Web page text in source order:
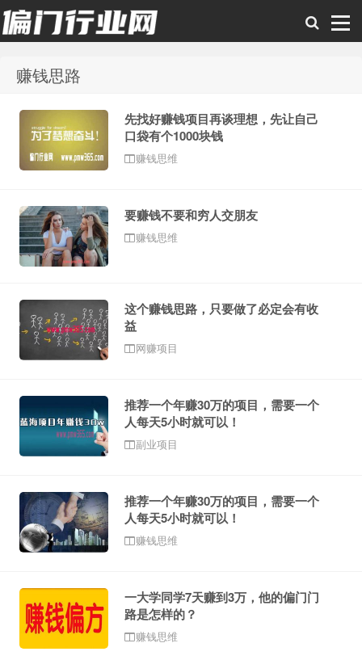
赚钱思路
先找好赚钱项目再谈理想，先让自己
口袋有个1000块钱
赚钱思维
要赚钱不要和穷人交朋友
赚钱思维
这个赚钱思路，只要做了必定会有收
益
网赚项目
推荐一个年赚30万的项目，需要一个
人每天5小时就可以！
副业项目
推荐一个年赚30万的项目，需要一个
人每天5小时就可以！
赚钱思维
一大学同学7天赚到3万，他的偏门门
路是怎样的？
赚钱思维